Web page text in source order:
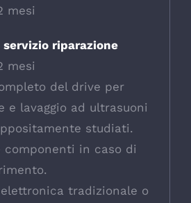
mesi
riparazione
mesi
del drive per
e lavaggio ad ultrasuoni
studiati.
componenti in caso di
tradizionale o